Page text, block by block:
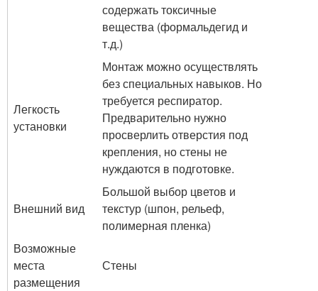
содержать токсичные
вещества (формальдегид и
т.д.)
Легкость
установки
Монтаж можно осуществлять
без специальных навыков. Но
требуется респиратор.
Предварительно нужно
просверлить отверстия под
крепления, но стены не
нуждаются в подготовке.
Внешний вид
Большой выбор цветов и
текстур (шпон, рельеф,
полимерная пленка)
Возможные
места
размещения
Стены